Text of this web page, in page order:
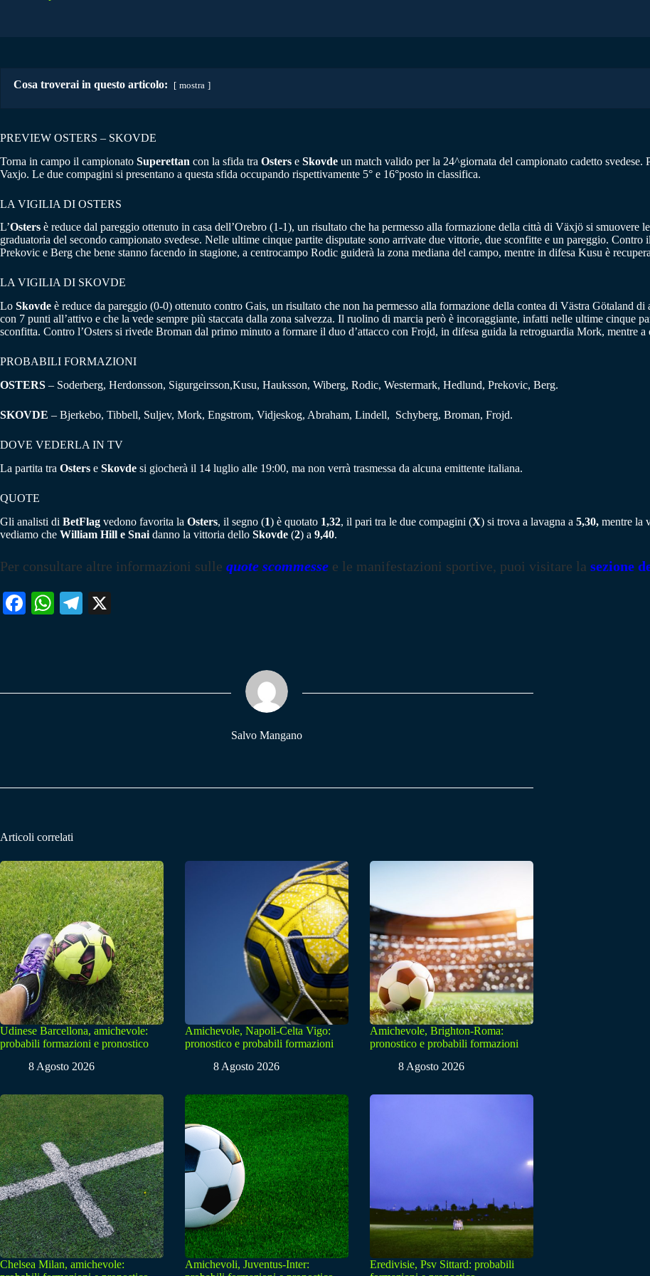
Cosa troverai in questo articolo: mostra
PREVIEW OSTERS – SKOVDE
Torna in campo il campionato Superettan con la sfida tra Osters e Skovde un match valido per la 24^giornata del campionato cadetto
Vaxjo. Le due compagini si presentano a questa sfida occupando rispettivamente 5° e 16°posto in classifica.
LA VIGILIA DI OSTERS
L’Osters è reduce dal pareggio ottenuto in casa dell’Orebro (1-1), un risultato che ha permesso alla formazione della città di Växjö si smuovere
graduatoria del secondo campionato svedese. Nelle ultime cinque partite disputate sono arrivate due vittorie, due sconfitte e un pareggio.
Prekovic e Berg che bene stanno facendo in stagione, a centrocampo Rodic guiderà la zona mediana del campo, mentre in difesa Kusu è
LA VIGILIA DI SKOVDE
Lo Skovde è reduce da pareggio (0-0) ottenuto contro Gais, un risultato che non ha permesso alla formazione della contea di Västra Götaland
con 7 punti all’attivo e che la vede sempre più staccata dalla zona salvezza. Il ruolino di marcia però è incoraggiante, infatti nelle ultime cinque
sconfitta. Contro l’Osters si rivede Broman dal primo minuto a formare il duo d’attacco con Frojd, in difesa guida la retroguardia Mork, mentre
PROBABILI FORMAZIONI
OSTERS – Soderberg, Herdonsson, Sigurgeirsson,Kusu, Hauksson, Wiberg, Rodic, Westermark, Hedlund, Prekovic, Berg.
SKOVDE – Bjerkebo, Tibbell, Suljev, Mork, Engstrom, Vidjeskog, Abraham, Lindell, Schyberg, Broman, Frojd.
DOVE VEDERLA IN TV
La partita tra Osters e Skovde si giocherà il 14 luglio alle 19:00, ma non verrà trasmessa da alcuna emittente italiana.
QUOTE
Gli analisti di BetFlag vedono favorita la Osters, il segno (1) è quotato 1,32, il pari tra le due compagini (X) si trova a lavagna a 5,30, mentre la
vediamo che William Hill e Snai danno la vittoria dello Skovde (2) a 9,40.
Per consultare altre informazioni sulle quote scommesse e le manifestazioni sportive, puoi visitare la sezione
Fa W
pp
Te
m
Salvo Mangano
Articoli correlati
Udinese Barcellona, amichevole:
probabili formazioni e pronostico
8 Agosto 2026
Amichevole, Napoli-Celta Vigo:
pronostico e probabili formazioni
8 Agosto 2026
Amichevole, Brighton-Roma:
pronostico e probabili formazioni
8 Agosto 2026
Chelsea Milan, amichevole:
Amichevoli, Juventus-Inter:
Eredivisie, Psv Sittard: probabili